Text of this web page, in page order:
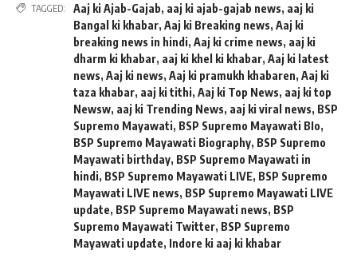
TAGGED: Aaj ki Ajab-Gajab, aaj ki ajab-gajab news, aaj ki
Bangal ki khabar, Aaj ki Breaking news, Aaj ki
breaking news in hindi, Aaj ki crime news, aaj ki
dharm ki khabar, aaj ki khel ki khabar, Aaj ki latest
news, Aaj ki news, Aaj ki pramukh khabaren, Aaj ki
taza khabar, aaj ki tithi, Aaj ki Top News, aaj ki top
Newsw, aaj ki Trending News, aaj ki viral news, BSP
Supremo Mayawati, BSP Supremo Mayawati BIo,
BSP Supremo Mayawati Biography, BSP Supremo
Mayawati birthday, BSP Supremo Mayawati in
hindi, BSP Supremo Mayawati LIVE, BSP Supremo
Mayawati LIVE news, BSP Supremo Mayawati LIVE
update, BSP Supremo Mayawati news, BSP
Supremo Mayawati Twitter, BSP Supremo
Mayawati update, Indore ki aaj ki khabar